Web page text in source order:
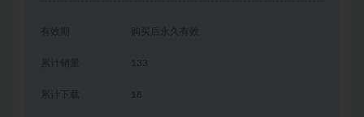
有效期 购买后永久有效
累计销量 133
累计下载 18